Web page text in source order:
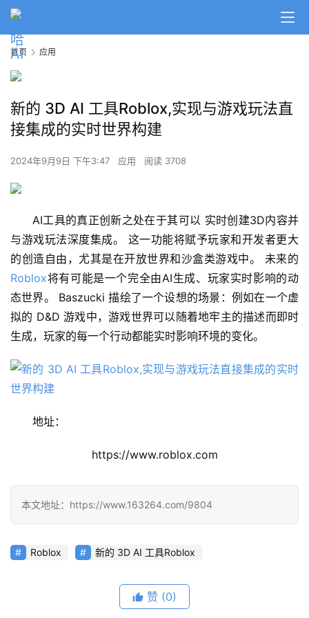
A
日
开
源
项
目
应
用
好
文
教
注册
首页 应用
新的 3D AI 工具Roblox,实现与游戏玩法直
接集成的实时世界构建
2024年9月9日 下午3:47 应用 阅读 3708
AI工具的真正创新之处在于其可以 实时创建3D内容并
与游戏玩法深度集成。 这一功能将赋予玩家和开发者更大
Roblox将有可能是一个完全由AI生成、玩家实时影响的动
态世界。 Baszucki 描绘了一个设想的场景：例如在一个虚
拟的 D&D 游戏中，游戏世界可以随着地牢主的描述而即时
生成，玩家的每一个行动都能实时影响环境的变化。
地址：
https://www.roblox.com
本文地址：https://www.163264.com/9804
Roblox 新的 3D AI 工具Roblox
赞 (0)